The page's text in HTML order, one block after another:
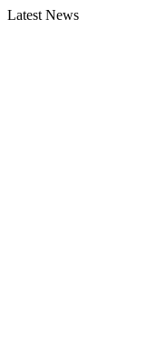
Latest News